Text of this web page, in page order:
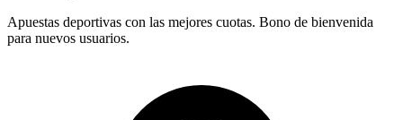
Apuestas deportivas con las mejores cuotas. Bono de bienvenida
para nuevos usuarios.